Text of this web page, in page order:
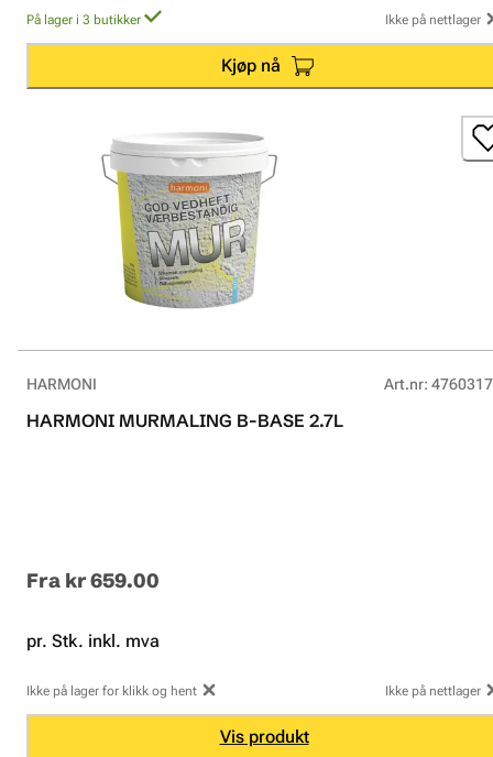
På lager i 3 butikker Ikke på nettlager
Kjøp nå
HARMONI Art.nr:
HARMONI MURMALING B-BASE 2.7L
Fra kr 659.00
pr. Stk. inkl. mva
Ikke på lager for klikk og hent Ikke på nettlager
Vis produkt